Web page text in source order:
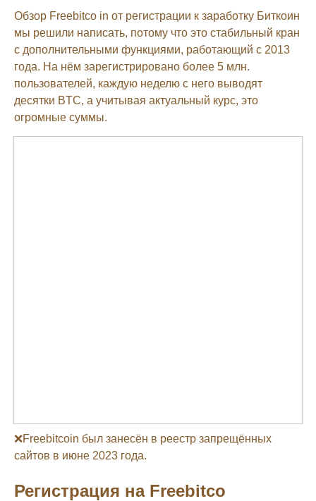
Обзор Freebitco in от регистрации к заработку Биткоин
мы решили написать, потому что это стабильный кран
с дополнительными функциями, работающий с 2013
года. На нём зарегистрировано более 5 млн.
пользователей, каждую неделю с него выводят
десятки BTC, а учитывая актуальный курс, это
огромные суммы.
❌Freebitcoin был занесён в реестр запрещённых
сайтов в июне 2023 года.
Регистрация на Freebitco